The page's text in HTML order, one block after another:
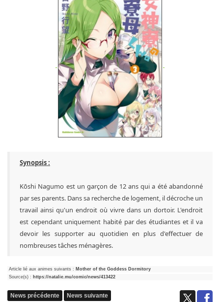
Synopsis :
Kōshi Nagumo est un garçon de 12 ans qui a été abandonné
par ses parents. Dans sa recherche de logement, il décroche un
travail ainsi qu'un endroit où vivre dans un dortoir. L'endroit
est cependant uniquement habité par des étudiantes et il va
devoir les supporter au quotidien en plus d'effectuer de
nombreuses tâches ménagères.
Article lié aux animes suivants : Mother of the Goddess Dormitory
Source(s) : https://natalie.mu/comic/news/413422
News précédente News suivante